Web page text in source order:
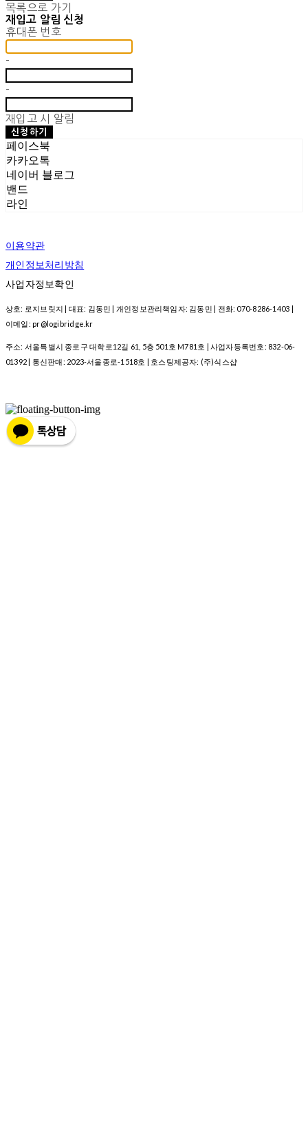
목록으로 가기
재입고 알림 신청
휴대폰 번호
-
-
재입고 시 알림
신청하기
페이스북
카카오톡
네이버 블로그
밴드
라인
이용약관
개인정보처리방침
사업자정보확인
상호: 로지브릿지 | 대표: 김동민 | 개인정보관리책임자: 김동민 | 전화: 070-8286-1403 |
이메일: pr@logibridge.kr
주소: 서울특별시 종로구 대학로12길 61, 5층 501호 M781호 | 사업자등록번호: 832-06-
01392 | 통신판매: 2023-서울종로-1518호 | 호스팅제공자: (주)식스샵